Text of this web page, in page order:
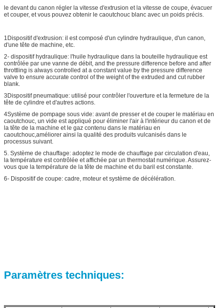
le devant du canon régler la vitesse d'extrusion et la vitesse de coupe, évacuer
et couper, et vous pouvez obtenir le caoutchouc blanc avec un poids précis.
1Dispositif d'extrusion: il est composé d'un cylindre hydraulique, d'un canon,
d'une tête de machine, etc.
2- dispositif hydraulique: l'huile hydraulique dans la bouteille hydraulique est
contrôlée par une vanne de débit, and the pressure difference before and after
throttling is always controlled at a constant value by the pressure difference
valve to ensure accurate control of the weight of the extruded and cut rubber
blank.
3Dispositif pneumatique: utilisé pour contrôler l'ouverture et la fermeture de la
tête de cylindre et d'autres actions.
4Système de pompage sous vide: avant de presser et de couper le matériau en
caoutchouc, un vide est appliqué pour éliminer l'air à l'intérieur du canon et de
la tête de la machine et le gaz contenu dans le matériau en
caoutchouc,améliorer ainsi la qualité des produits vulcanisés dans le
processus suivant.
5. Système de chauffage: adoptez le mode de chauffage par circulation d'eau,
la température est contrôlée et affichée par un thermostat numérique. Assurez-
vous que la température de la tête de machine et du baril est constante.
6- Dispositif de coupe: cadre, moteur et système de décélération.
Paramètres techniques: